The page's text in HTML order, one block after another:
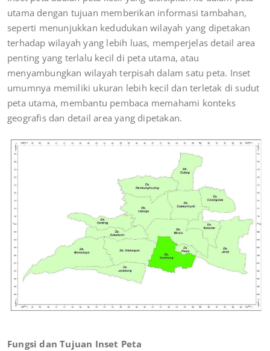
utama dengan tujuan memberikan informasi tambahan,
seperti menunjukkan kedudukan wilayah yang dipetakan
terhadap wilayah yang lebih luas, memperjelas detail area
penting yang terlalu kecil di peta utama, atau
menyambungkan wilayah terpisah dalam satu peta. Inset
umumnya memiliki ukuran lebih kecil dan terletak di sudut
peta utama, membantu pembaca memahami konteks
geografis dan detail area yang dipetakan.
Fungsi dan Tujuan Inset Peta